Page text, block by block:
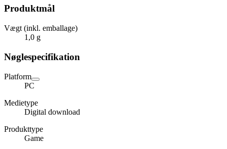
Produktmål
Vægt (inkl. emballage)
1,0 g
Nøglespecifikation
Platform
PC
Medietype
Digital download
Produkttype
Game